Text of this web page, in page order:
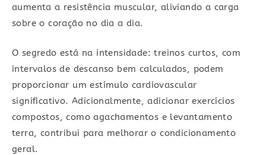
aumenta a resistência muscular, aliviando a carga
sobre o coração no dia a dia.
O segredo está na intensidade: treinos curtos, com
intervalos de descanso bem calculados, podem
proporcionar um estímulo cardiovascular
significativo. Adicionalmente, adicionar exercícios
compostos, como agachamentos e levantamento
terra, contribui para melhorar o condicionamento
geral.